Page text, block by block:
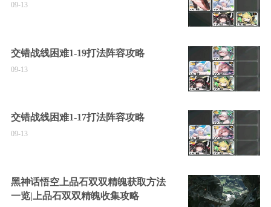
09-13
交错战线困难1-19打法阵容攻略
09-13
交错战线困难1-17打法阵容攻略
09-13
黑神话悟空上品石双双精魄获取方法
一览|上品石双双精魄收集攻略